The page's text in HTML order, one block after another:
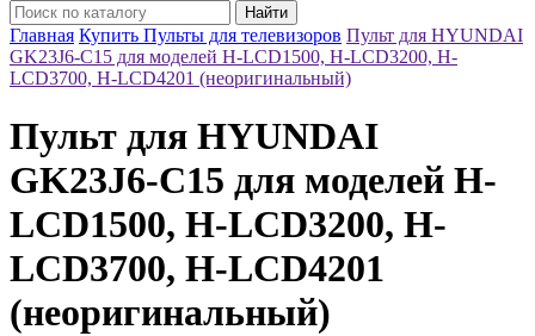
Найти
Главная Купить Пульты для телевизоров Пульт для HYUNDAI
GK23J6-C15 для моделей H-LCD1500, H-LCD3200, H-
LCD3700, H-LCD4201 (неоригинальный)
Пульт для HYUNDAI
GK23J6-C15 для моделей H-
LCD1500, H-LCD3200, H-
LCD3700, H-LCD4201
(неоригинальный)